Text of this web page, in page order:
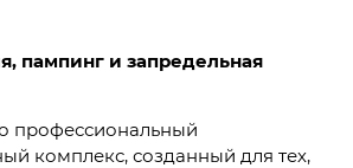
пампинг и запредельная
профессиональный
комплекс, созданный для тех,